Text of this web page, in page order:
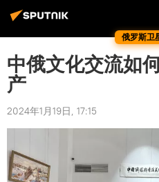
俄罗斯卫
中俄文化交流如
产
2024年1月19日, 17:15